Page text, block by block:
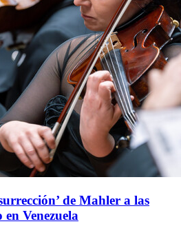
de Mahler a las
Venezuela